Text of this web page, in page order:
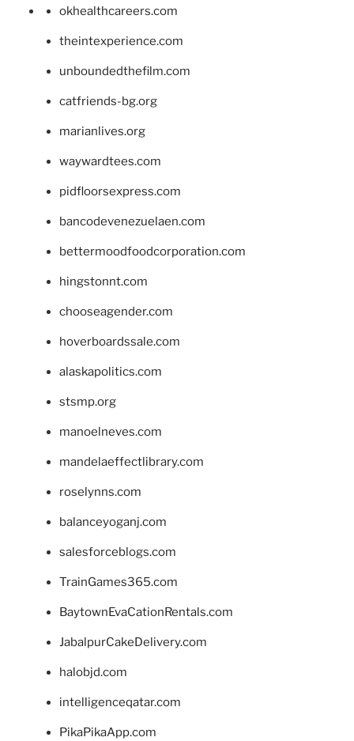
okhealthcareers.com
theintexperience.com
unboundedthefilm.com
catfriends-bg.org
marianlives.org
waywardtees.com
pidfloorsexpress.com
bancodevenezuelaen.com
bettermoodfoodcorporation.com
hingstonnt.com
chooseagender.com
hoverboardssale.com
alaskapolitics.com
stsmp.org
manoelneves.com
mandelaeffectlibrary.com
roselynns.com
balanceyoganj.com
salesforceblogs.com
TrainGames365.com
BaytownEvaCationRentals.com
JabalpurCakeDelivery.com
halobjd.com
intelligenceqatar.com
PikaPikaApp.com